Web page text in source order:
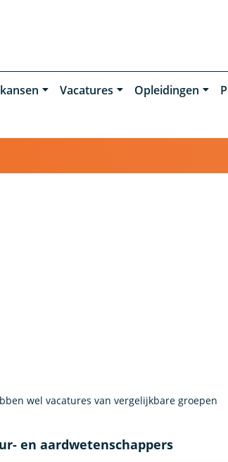
Vacatures Opleidingen
wel vacatures van vergelijkbare groepen
en aardwetenschappers